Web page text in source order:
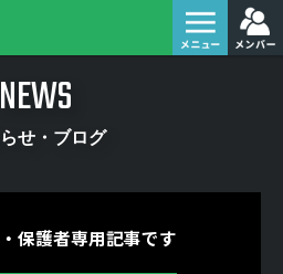
NEWS
せ・ブログ
保護者専用記事です